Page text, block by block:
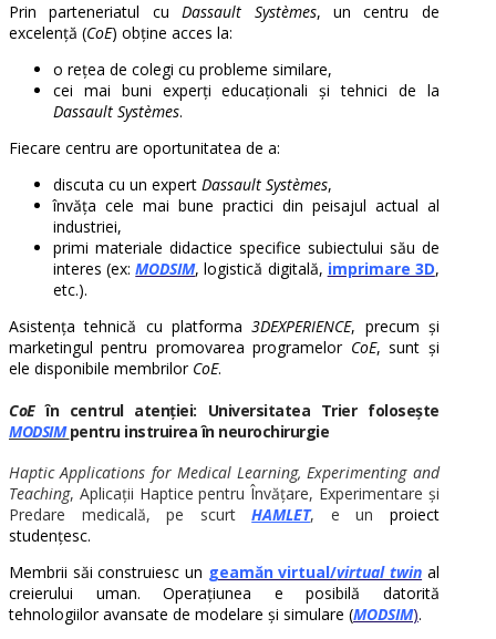
Prin parteneriatul cuDassault Systèmes, un centru de
excelență (CoE) obține acces la:
o rețea de colegi cu probleme similare,
cei mai buni experți educaționali și tehnici de la
Dassault Systèmes.
Fiecare centru are oportunitatea de a:
discuta cu un expert Dassault Systèmes,
învăța cele mai bune practici din peisajul actual al
industriei,
primi materiale didactice specifice subiectului său de
interes (ex:MODSIM, logistică digitală, imprimare 3D,
etc.).
Asistența tehnică cu platforma3DEXPERIENCE, precum și
marketingul pentru promovarea programelor CoE, sunt și
ele disponibile membrilor CoE.
CoEîn centrul atenției: Universitatea Trier folosește
MODSIM pentru instruirea în neurochirurgie
Haptic Applications for Medical Learning, Experimenting and
Teaching, Aplicații Haptice pentru Învățare, Experimentare și
Predare medicală, pe scurt HAMLET, e un proiect
studențesc.
Membrii săi construiesc un geamăn virtual/virtual twin al
creierului uman. Operațiunea e posibilă datorită
tehnologiilor avansate de modelare și simulare (MODSIM).